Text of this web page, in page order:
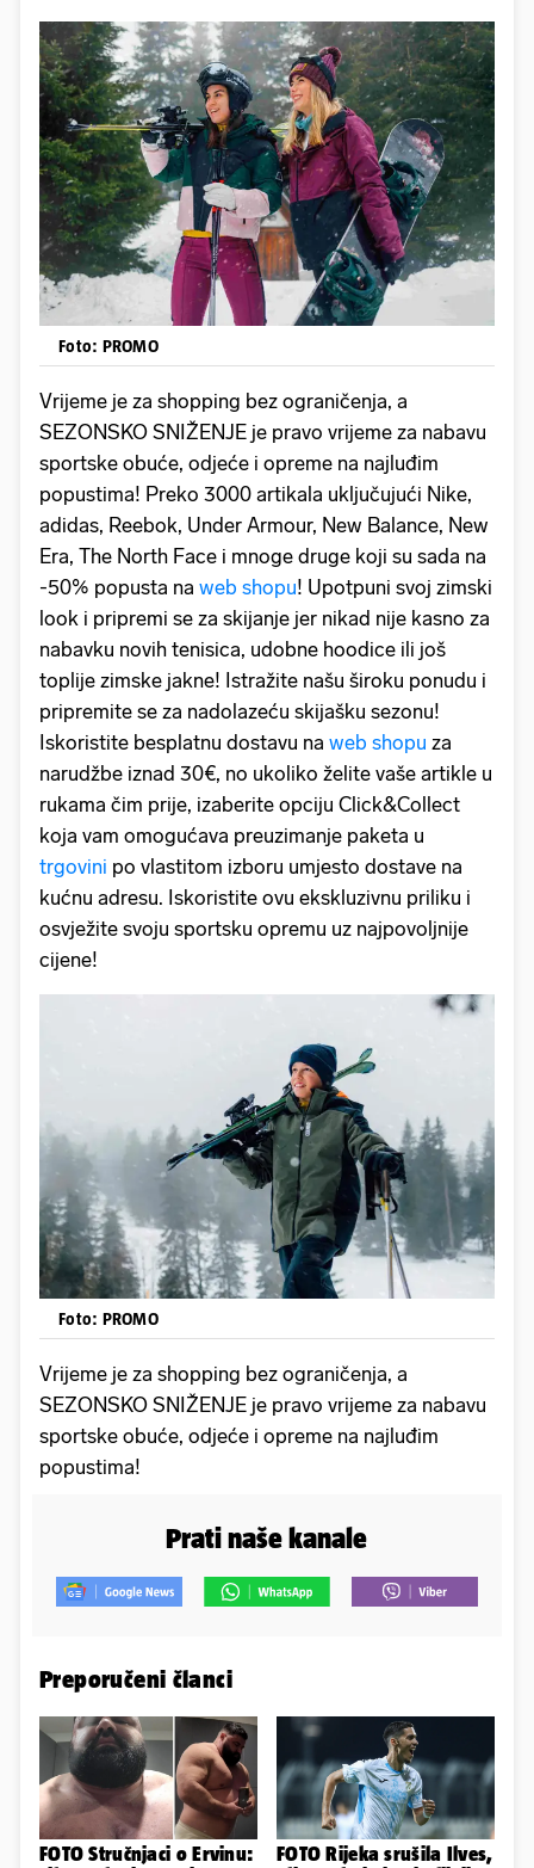
Foto: PROMO
Vrijeme je za shopping bez ograničenja, a
SEZONSKO SNIŽENJE je pravo vrijeme za nabavu
sportske obuće, odjeće i opreme na najluđim
popustima! Preko 3000 artikala uključujući Nike,
adidas, Reebok, Under Armour, New Balance, New
Era, The North Face i mnoge druge koji su sada na
-50% popusta na web shopu! Upotpuni svoj zimski
look i pripremi se za skijanje jer nikad nije kasno za
nabavku novih tenisica, udobne hoodice ili još
toplije zimske jakne! Istražite našu široku ponudu i
pripremite se za nadolazeću skijašku sezonu!
Iskoristite besplatnu dostavu na web shopu za
narudžbe iznad 30€, no ukoliko želite vaše artikle u
rukama čim prije, izaberite opciju Click&Collect
koja vam omogućava preuzimanje paketa u
trgovini po vlastitom izboru umjesto dostave na
kućnu adresu. Iskoristite ovu ekskluzivnu priliku i
osvježite svoju sportsku opremu uz najpovoljnije
cijene!
Foto: PROMO
Vrijeme je za shopping bez ograničenja, a
SEZONSKO SNIŽENJE je pravo vrijeme za nabavu
sportske obuće, odjeće i opreme na najluđim
popustima!
Prati naše kanale
Preporučeni članci
FOTO Stručnjaci o Ervinu:
FOTO Rijeka srušila Ilves,